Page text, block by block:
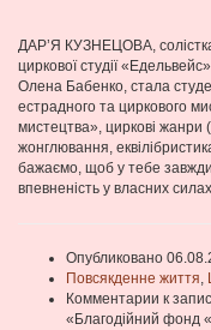
ДАР’Я КУЗНЕЦОВА,
циркової студії
Олена Бабенко, стала
естрадного та циркового
мистецтва», циркові жанри
жонглювання,
бажаємо, щоб у тебе завжди
впевненість у власних
Опубликовано
Повсякденне життя,
Комментарии к
«Благодійний